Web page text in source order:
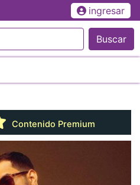
ingresar
Buscar
Contenido Premium